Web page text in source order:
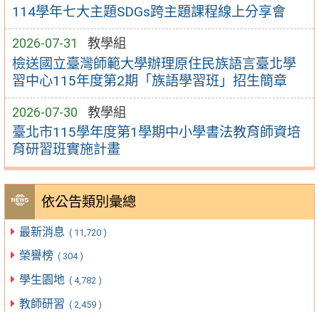
114學年七大主題SDGs跨主題課程線上分享會
2026-07-31 教學組
檢送國立臺灣師範大學辦理原住民族語言臺北學
習中心115年度第2期「族語學習班」招生簡章
2026-07-30 教學組
臺北市115學年度第1學期中小學書法教育師資培
育研習班實施計畫
依公告類別彙總
最新消息 ( 11,720 )
榮譽榜 ( 304 )
學生園地 ( 4,782 )
教師研習 ( 2,459 )